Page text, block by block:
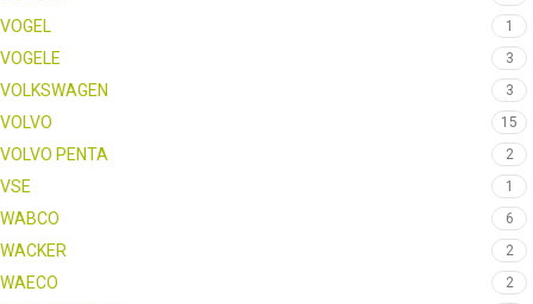
VOGEL 1
VOGELE 3
VOLKSWAGEN 3
VOLVO 15
VOLVO PENTA 2
VSE 1
WABCO 6
WACKER 2
WAECO 2